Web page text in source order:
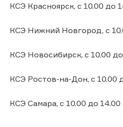
КСЭ Красноярск, с 10.00 до
КСЭ Нижний Новгород, с
КСЭ Новосибирск, с 10.00
КСЭ Ростов-на-Дон, с 10.00
КСЭ Самара, с 10.00 до 14.00